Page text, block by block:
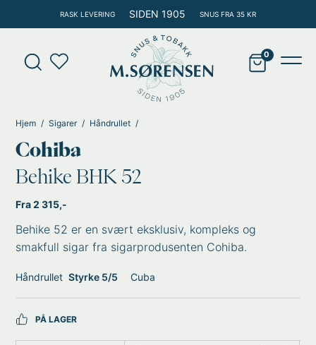
rett
innholdet
RASK LEVERING SIDEN 1905 SNUS FRA 35 KR
Products
search
Hjem Sigarer Håndrullet
Cohiba
Behike BHK 52
Fra 2 315,-
Behike 52 er en svært eksklusiv, kompleks og
smakfull sigar fra sigarprodusenten Cohiba.
Håndrullet Styrke 5/5 Cuba
PÅ LAGER